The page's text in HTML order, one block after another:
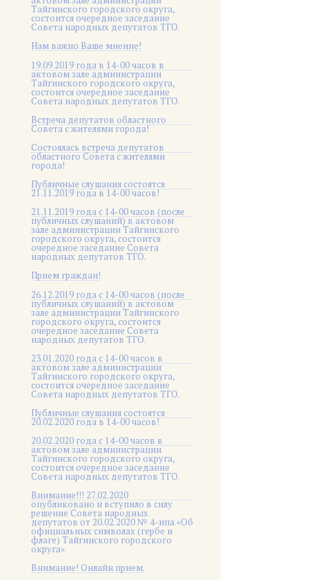
Тайгинского городского округа,
состоится очередное заседание
Совета народных депутатов ТГО.
Нам важно Ваше мнение!
19.09.2019 года в 14-00 часов в
актовом зале администрации
Тайгинского городского округа,
состоится очередное заседание
Совета народных депутатов ТГО.
Встреча депутатов областного
Совета с жителями города!
Состоялась встреча депутатов
областного Совета с жителями
города!
Публичные слушания состоятся
21.11.2019 года в 14-00 часов!
21.11.2019 года с 14-00 часов (после
публичных слушаний) в актовом
зале администрации Тайгинского
городского округа, состоится
очередное заседание Совета
народных депутатов ТГО.
Прием граждан!
26.12.2019 года с 14-00 часов (после
публичных слушаний) в актовом
зале администрации Тайгинского
городского округа, состоится
очередное заседание Совета
народных депутатов ТГО.
23.01.2020 года с 14-00 часов в
актовом зале администрации
Тайгинского городского округа,
состоится очередное заседание
Совета народных депутатов ТГО.
Публичные слушания состоятся
20.02.2020 года в 14-00 часов!
20.02.2020 года с 14-00 часов в
актовом зале администрации
Тайгинского городского округа,
состоится очередное заседание
Совета народных депутатов ТГО.
Внимание!!! 27.02.2020
опубликовано и вступило в силу
решение Совета народных
депутатов от 20.02.2020 № 4-нпа «Об
официальных символах (гербе и
флаге) Тайгинского городского
округа»
Внимание! Онлайн прием.